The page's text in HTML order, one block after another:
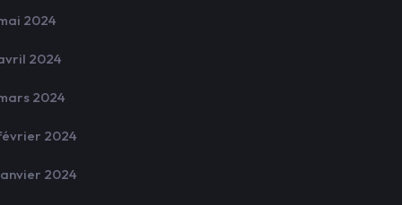
2024
2024
2024
2024
2024